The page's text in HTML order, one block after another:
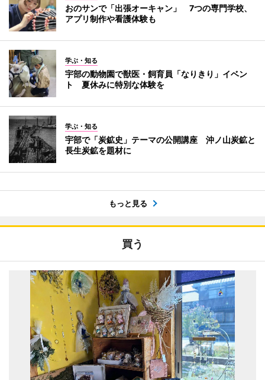
おのサンで「出張オーキャン」 7つの専門学校、
アプリ制作や看護体験も
学ぶ・知る
宇部の動物園で獣医・飼育員「なりきり」イベン
ト 夏休みに特別な体験を
学ぶ・知る
宇部で「炭鉱史」テーマの公開講座 沖ノ山炭鉱と
長生炭鉱を題材に
もっと見る
買う